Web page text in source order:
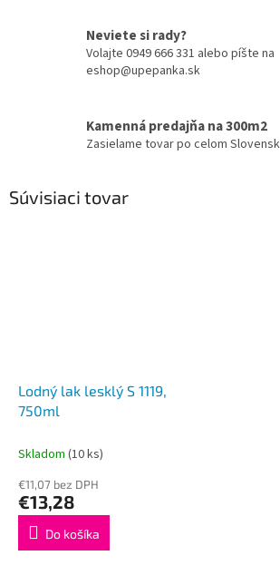
Neviete si rady?
Volajte 0949 666 331 alebo píšte na
eshop@upepanka.sk
Kamenná predajňa na 300m2
Zasielame tovar po celom
Súvisiaci tovar
Lodný lak lesklý S 1119,
750ml
Skladom (10 ks)
€11,07 bez DPH
€13,28
Do košíka